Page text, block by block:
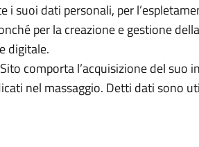
suoi dati personali, per
per la creazione e gestione
digitale.
comporta l’acquisizione del suo
nel massaggio. Detti dati sono